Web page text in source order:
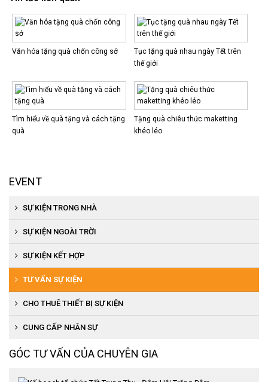
Văn hóa tặng quà chốn công sở
Tục tặng quà nhau ngày Tết trên
thế giới
Tìm hiểu về quà tặng và cách tặng
quà
Tặng quà chiêu thức maketting
khéo léo
EVENT
SỰ KIỆN TRONG NHÀ
Tổ chức khai trương, khánh thành
Tổ chức hội nghị khách hàng
Tổ chức họp báo, ra mắt sản phẩm
Tổ chức tiệc cuối năm
SỰ KIỆN NGOÀI TRỜI
Tổ chức khánh thành, khai trương
Tổ chức lễ động thổ
Tổ chức lễ đón bằng văn hóa
Tổ chức lễ đón bằng di tích
SỰ KIỆN KẾT HỢP
Tổ chức khai trương, khánh thành
Tổ chức lễ ra mắt sản phẩm
Tổ chức cuộc thi người đẹp, văn nghệ
Tổ chức đại hội thể thao
TƯ VẤN SỰ KIỆN
CHO THUÊ THIẾT BỊ SỰ KIỆN
Cho thuê thiết bị âm thanh, ánh sáng
Cho thuê nhà bạt
CUNG CẤP NHÂN SỰ
GÓC TƯ VẤN CỦA CHUYÊN GIA